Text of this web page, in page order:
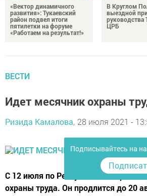
«Вектор динамичного
развития»: Тукаевский
район подвел итоги
пятилетки на форуме
«Работаем на результат!»
В Круглом
выездной
руководства
ЦРБ
ВЕСТИ
Идет месячник охраны
Ризида Камалова, 28 июля 2021 -
С 12 июля по Республике Татарстан
охраны труда. Он продлится до 20
Подписывайтесь на